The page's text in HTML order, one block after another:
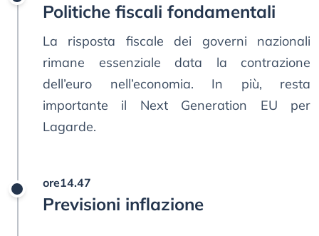
Politiche fiscali fondamentali
La risposta fiscale dei governi nazionali
rimane essenziale data la contrazione
dell’euro nell’economia. In più, resta
importante il Next Generation EU per
Lagarde.
ore14.47
Previsioni inflazione